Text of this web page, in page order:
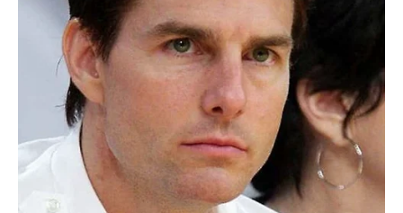
Posluživanje:
Nakon pečenja, izvadite krumpir iz pećnice i ostavite
da se malo ohladi prije posluživanja.
Poslužite ga uz omiljeno glavno jelo ili kao samostalan
obrok sa žlicom kiselog vrhnja ili svježim začinskim
biljem poput peršina ili vlasca.